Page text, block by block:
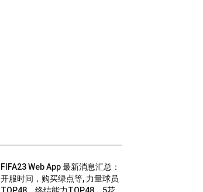
FIFA23 Web App 最新消息汇总：
开服时间，购买绿点等, 力量球员